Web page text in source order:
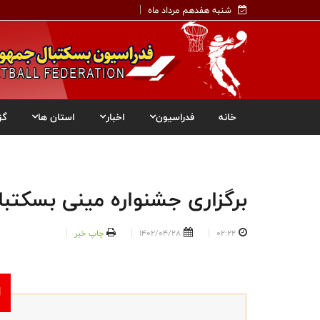
شنبه هفدهم مرداد ماه
خانه فدراسیون اخبار استان ها
برگزاری جشنواره مینی
02:22
1402/04/28 چاپ خبر